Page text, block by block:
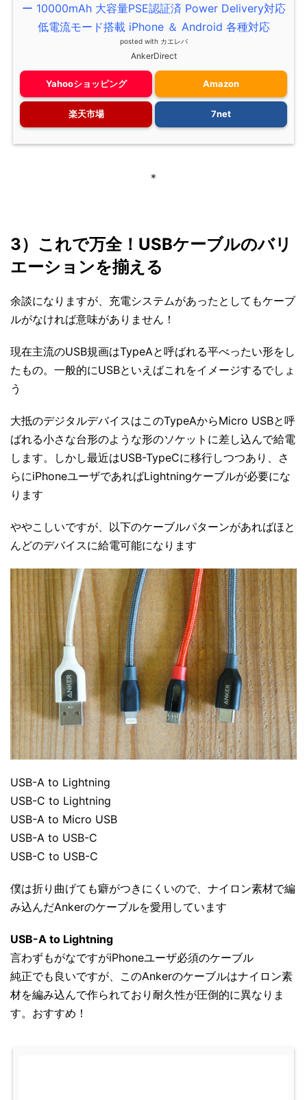
ー 10000mAh 大容量PSE認証済 Power Delivery対応
低電流モード搭載 iPhone ＆ Android 各種対応
posted with カエレバ
AnkerDirect
Yahooショッピング Amazon
楽天市場 7net
＊
3）これで万全！USBケーブルのバリ
エーションを揃える
余談になりますが、充電システムがあったとしてもケーブ
ルがなければ意味がありません！
現在主流のUSB規画はTypeAと呼ばれる平べったい形をし
たもの。一般的にUSBといえばこれをイメージするでしょ
う
大抵のデジタルデバイスはこのTypeAからMicro USBと呼
ばれる小さな台形のような形のソケットに差し込んで給電
します。しかし最近はUSB-TypeCに移行しつつあり、さ
らにiPhoneユーザであればLightningケーブルが必要にな
ります
ややこしいですが、以下のケーブルパターンがあればほと
んどのデバイスに給電可能になります
USB-A to Lightning
USB-C to Lightning
USB-A to Micro USB
USB-A to USB-C
USB-C to USB-C
僕は折り曲げても癖がつきにくいので、ナイロン素材で編
み込んだAnkerのケーブルを愛用しています
USB-A to Lightning
言わずもがなですがiPhoneユーザ必須のケーブル
純正でも良いですが、このAnkerのケーブルはナイロン素
材を編み込んで作られており耐久性が圧倒的に異なりま
す。おすすめ！